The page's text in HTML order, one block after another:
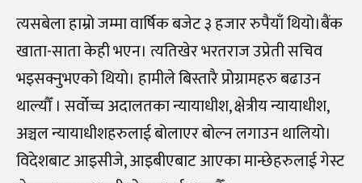
त्यसबेला हाम्रो जम्मा वार्षिक बजेट ३ हजार रुपैयाँ थियो।बैंक
खाता-साता केही भएन। त्यतिखेर भरतराज उप्रेती सचिव
भइसक्नुभएको थियो। हामीले बिस्तारै प्रोग्रामहरु बढाउन
थाल्यौँ । सर्वोच्च अदालतका न्यायाधीश, क्षेत्रीय न्यायाधीश,
अञ्चल न्यायाधीशहरुलाई बोलाएर बोल्न लगाउन थालियो।
विदेशबाट आइसीजे, आइबीएबाट आएका मान्छेहरुलाई गेस्ट